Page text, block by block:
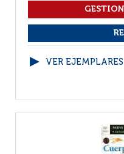
VER EJEMPLARES